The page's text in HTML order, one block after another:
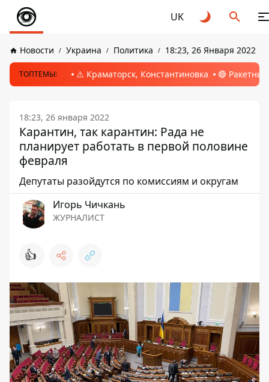
UK
Новости Украина Политика 18:23, 26 Января 2022
ТОПТЕМЫ: ⚠️ Краматорск, Константиновка 🔴
18:23, 26 января 2022
Карантин, так карантин: Рада не
планирует работать в первой половине
февраля
Депутаты разойдутся по комиссиям и округам
Игорь Чичкань
ЖУРНАЛИСТ
👍